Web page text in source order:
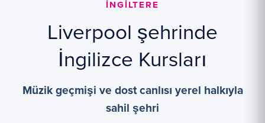
İNGILTERE
Liverpool şehrinde
İngilizce Kursları
Müzik geçmişi ve dost canlısı yerel halkıyla
sahil şehri